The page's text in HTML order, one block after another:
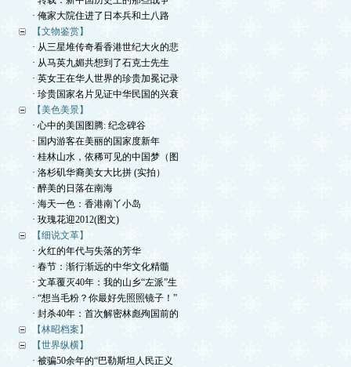
· 俺家大院住进了日本兵和土八路
【文物鉴赏】
· 从三星堆传奇看香港世纪大火的悲
· 从马英九媚共想到了石克士先生
· 英女王在华人世界的珍贵加冕记录
· 珍贵国家名片见证中华民国的兴衰
【美色美景】
· 心中的美国图腾: 纪念碑谷
· 国内游客在美丽的国家度新年
· 桂林山水，依稀可见的中国梦（图
· 洛杉矶华裔美女大比拼 (实拍）
· 醉美的日落在南海
· 海天一色：香港南丫小岛
· 玫瑰花迎2012(图文)
【细说文革】
· 火红的年代与失落的芳华
· 春节：渐行渐远的中华文化精髓
· 文革覆灭40年：我的山乡“左派”生
· “想当毛粉？你最好先照照镜子！”
· 封杀40年：首次解密林彪殉国前的
【林昭档案】
【世界纵横】
· 被骗50余年的“巴勒斯坦人民正义